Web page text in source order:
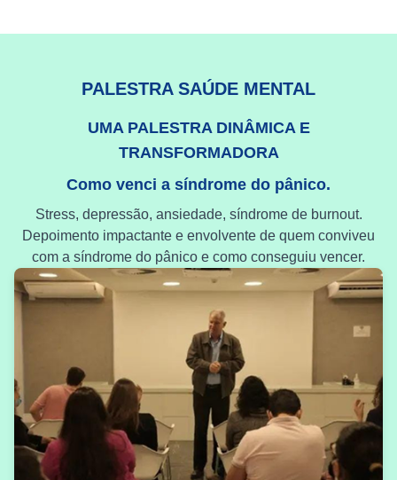
PALESTRA SAÚDE MENTAL
UMA PALESTRA DINÂMICA E
TRANSFORMADORA
Como venci a síndrome do pânico.
Stress, depressão, ansiedade, síndrome de burnout.
Depoimento impactante e envolvente de quem conviveu
com a síndrome do pânico e como conseguiu vencer.